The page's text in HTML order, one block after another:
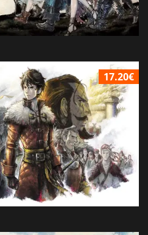
17.20€